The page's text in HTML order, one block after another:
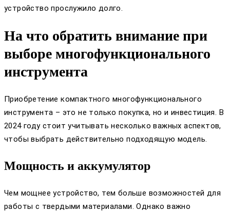
устройство прослужило долго.
На что обратить внимание при
выборе многофункционального
инструмента
Приобретение компактного многофункционального
инструмента – это не только покупка, но и инвестиция. В
2024 году стоит учитывать несколько важных аспектов,
чтобы выбрать действительно подходящую модель.
Мощность и аккумулятор
Чем мощнее устройство, тем больше возможностей для
работы с твердыми материалами. Однако важно